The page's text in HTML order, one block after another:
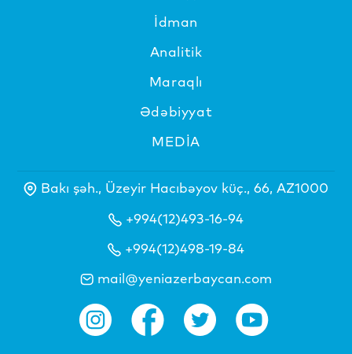
İdman
Analitik
Maraqlı
Ədəbiyyat
MEDİA
Bakı şəh., Üzeyir Hacıbəyov küç., 66, AZ1000
+994(12)493-16-94
+994(12)498-19-84
mail@yeniazerbaycan.com